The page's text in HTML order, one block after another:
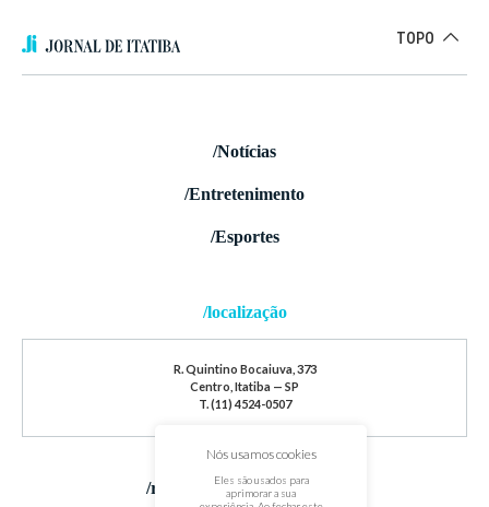
TOPO
/Notícias
/Entretenimento
/Esportes
/localização
R. Quintino Bocaiuva, 373
Centro, Itatiba — SP
T. (11) 4524-0507
/redes sociais
Nós usamos cookies
Eles são usados para
aprimorar a sua